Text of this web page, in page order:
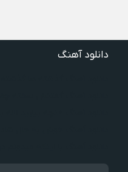
دانلود آهنگ